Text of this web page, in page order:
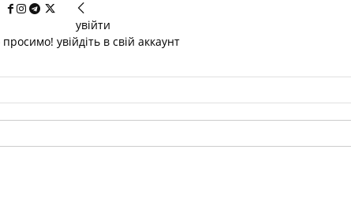
увійти
увійдіть в свій аккаунт